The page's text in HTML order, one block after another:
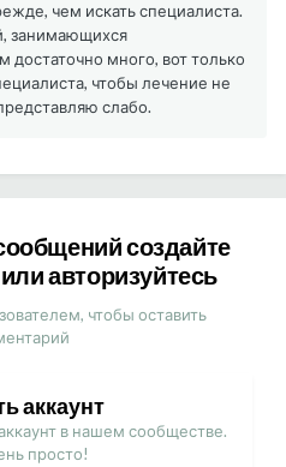
чем искать специалиста.
занимающихся
достаточно много, вот только
чтобы лечение не
слабо.
создайте
авторизуйтесь
чтобы оставить
аккаунт
в нашем сообществе.
просто!